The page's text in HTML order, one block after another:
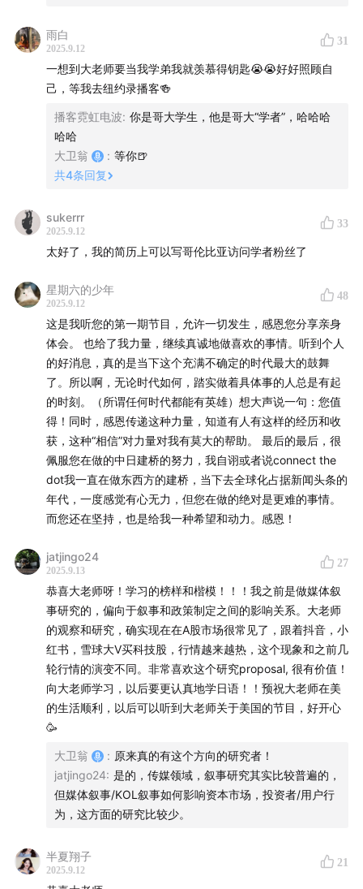
“在传统媒体式微、个体内容创作者日益掌握话语权的当
下，在算法和订阅成为普罗大众获取信息的两大关键机制
的今天，宏观、经济乃至资本市场的叙事，究竟会被如何
重塑？”
我想没有比美国更适合观察、探讨、思考这个问题的国度
了，毕竟这是一个播客极其主流，甚至政要可以通过社交
当然，或许这个课题根本没有答案，但作为一个大时代的
观察和记录者，如果能够捕捉到一些碎片和现象，我想也
已经足够了。
同时，也希望我得到的这个机会可以告诉所有正在和想要
做播客的朋友：做一档播客，你的目的未必就是要商业
化，通过这个媒介你也可以链接到更多的可能性。
谢谢听友们的鼎力支持，没有你们，我也不会有这次机
会。当然更要谢谢为我提供这次机会的朋友，以及背后一
直默默支持我的家人。
背起行囊，我又要开启一段新的旅程了。
00:28 为什么要为此录一期播客？
说说这个机会的来龙去脉
我想去研究一个什么样的课题？
欢迎在美国的朋友与我联系，希望这一年能和很多的人探
讨这个话题。
聊聊我在得到这样的一个机会后的一些感受
欢迎加入我的知识星球，我正在好好运营那一片后花园。
外：我们为什么热爱度假酒店？》
雨白
2025.9.12
31
一想到大老师要当我学弟我就羡慕得钥匙😭😭好好照顾自
己，等我去纽约录播客🍻
播客霓虹电波: 你是哥大学生，他是哥大“学者”，哈哈哈
哈哈
大卫翁
: 等你🍺
共4条回复
sukerrr
2025.9.12
33
太好了，我的简历上可以写哥伦比亚访问学者粉丝了
星期六的少年
2025.9.12
48
这是我听您的第一期节目，允许一切发生，感恩您分享亲身
体会。 也给了我力量，继续真诚地做喜欢的事情。听到个人
的好消息，真的是当下这个充满不确定的时代最大的鼓舞
了。所以啊，无论时代如何，踏实做着具体事的人总是有起
的时刻。（所谓任何时代都能有英雄）想大声说一句：您值
得！同时，感恩传递这种力量，知道有人有这样的经历和收
获，这种“相信”对力量对我有莫大的帮助。 最后的最后，很
佩服您在做的中日建桥的努力，我自诩或者说connect the
dot我一直在做东西方的建桥，当下去全球化占据新闻头条的
年代，一度感觉有心无力，但您在做的绝对是更难的事情。
而您还在坚持，也是给我一种希望和动力。感恩！
jatjingo24
2025.9.13
27
恭喜大老师呀！学习的榜样和楷模！！！我之前是做媒体叙
事研究的，偏向于叙事和政策制定之间的影响关系。大老师
的观察和研究，确实现在在A股市场很常见了，跟着抖音，小
红书，雪球大V买科技股，行情越来越热，这个现象和之前几
轮行情的演变不同。非常喜欢这个研究proposal, 很有价值！
向大老师学习，以后要更认真地学日语！！预祝大老师在美
的生活顺利，以后可以听到大老师关于美国的节目，好开心
🥳
大卫翁 : 原来真的有这个方向的研究者！
jatjingo24: 是的，传媒领域，叙事研究其实比较普遍的，
但媒体叙事/KOL叙事如何影响资本市场，投资者/用户行
为，这方面的研究比较少。
半夏翔子
2025.9.12
21